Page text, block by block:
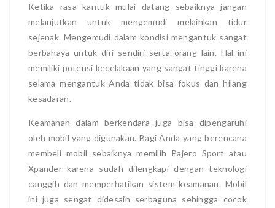
Ketika rasa kantuk mulai datang sebaiknya jangan
melanjutkan untuk mengemudi melainkan tidur
sejenak. Mengemudi dalam kondisi mengantuk sangat
berbahaya untuk diri sendiri serta orang lain. Hal ini
memiliki potensi kecelakaan yang sangat tinggi karena
selama mengantuk Anda tidak bisa fokus dan hilang
kesadaran.
Keamanan dalam berkendara juga bisa dipengaruhi
oleh mobil yang digunakan. Bagi Anda yang berencana
membeli mobil sebaiknya memilih Pajero Sport atau
Xpander karena sudah dilengkapi dengan teknologi
canggih dan memperhatikan sistem keamanan. Mobil
ini juga sengat didesain serbaguna sehingga cocok